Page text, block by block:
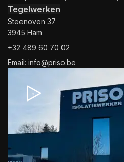
Tegelwerken
Steenoven 37
3945 Ham
+32 489 60 70 02
Email: info@priso.be